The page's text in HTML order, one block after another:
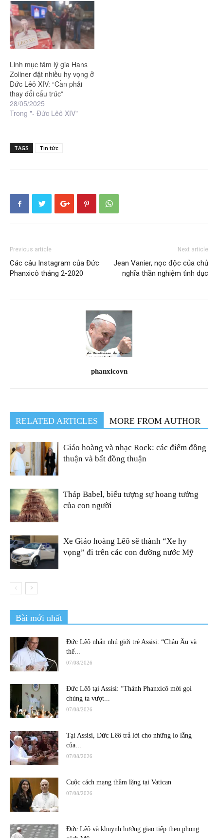
Linh mục tâm lý gia Hans
Zollner đặt nhiều hy vọng ở
Đức Lêô XIV: “Cần phải
thay đổi cấu trúc”
28/05/2025
Trong "- Đức Lêô XIV"
TAGS Tin tức
Previous article
Các câu Instagram của Đức
Phanxicô tháng 2-2020
Next article
Jean Vanier, nọc độc của chủ
nghĩa thần nghiệm tình dục
phanxicovn
RELATED ARTICLES MORE FROM AUTHOR
Giáo hoàng và nhạc Rock: các điểm đồng
thuận và bất đồng thuận
Tháp Babel, biểu tượng sự hoang tưởng
của con người
Xe Giáo hoàng Lêô sẽ thành “Xe hy
vọng” đi trên các con đường nước Mỹ
Bài mới nhất
Đức Lêô nhắn nhủ giới trẻ Assisi: “Châu Âu và
thế...
07/08/2026
Đức Lêô tại Assisi: “Thánh Phanxicô mời gọi
chúng ta vượt...
07/08/2026
Tại Assisi, Đức Lêô trả lời cho những lo lắng
của...
07/08/2026
Cuộc cách mạng thầm lặng tại Vatican
07/08/2026
Đức Lêô và khuynh hướng giao tiếp theo phong